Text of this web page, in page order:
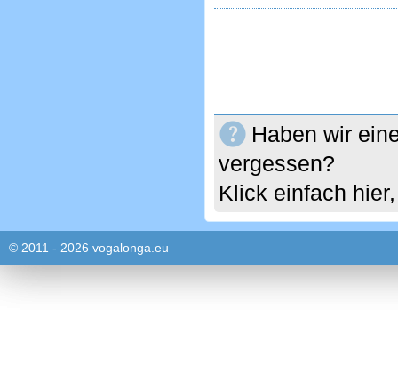
Haben wir
vergessen?
Klick einfach
© 2011 - 2026 vogalonga.eu